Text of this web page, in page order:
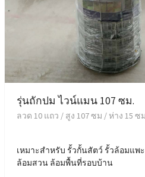
รุ่นถักปม ไวน์แมน 107 ซม.
ลวด 10 แถว / สูง 107 ซม / ห่าง 15 ซม
เหมาะสำหรับ รั้วกั้นสัตว์ รั้วล้อมแพ
ล้อมสวน ล้อมพื้นที่รอบบ้าน